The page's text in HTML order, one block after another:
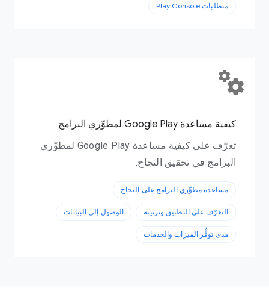
متطلبات Play Console
كيفية مساعدة Google Play لمطوِّري البرامج
تعرَّف على كيفية مساعدة Google Play لمطوِّري
البرامج في تحقيق النجاح.
مساعدة مطوِّري البرامج على النجاح
التعرّف على التطبيق وترتيبه الوصول إلى البيانات
مدى توفُّر الميزات والخدمات